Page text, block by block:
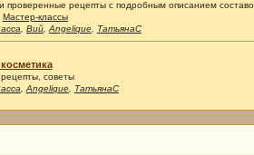
проверенные рецепты с подробным описанием
Мастер-классы
Вий, Angelique, ТатьянаС
советы
Angelique, ТатьянаС